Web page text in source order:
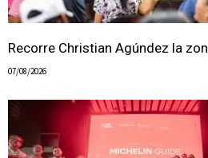
Recorre Christian Agúndez la
07/08/2026